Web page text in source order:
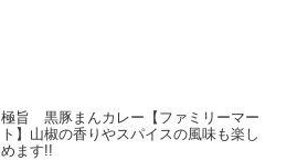
極旨 黒豚まんカレー【ファミリーマー
ト】山椒の香りやスパイスの風味も楽し
めます!!